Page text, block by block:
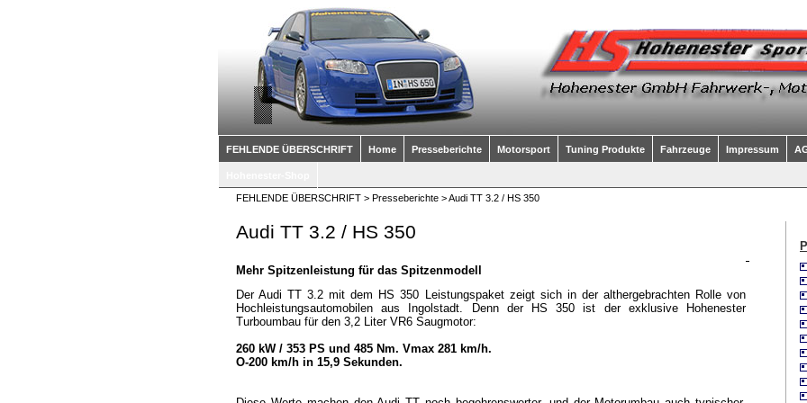
FEHLENDE ÜBERSCHRIFT Home Presseberichte Motorsport Tuning Produkte Fahrzeuge Impressum
FEHLENDE ÜBERSCHRIFT > Presseberichte > Audi TT 3.2 / HS 350
Audi TT 3.2 / HS 350
Mehr Spitzenleistung für das Spitzenmodell
Der Audi TT 3.2 mit dem HS 350 Leistungspaket zeigt sich in der althergebrachten Rolle von
Hochleistungsautomobilen aus Ingolstadt. Denn der HS 350 ist der exklusive Hohenester
Turboumbau für den 3,2 Liter VR6 Saugmotor:
260 kW / 353 PS und 485 Nm. Vmax 281 km/h.
O-200 km/h in 15,9 Sekunden.